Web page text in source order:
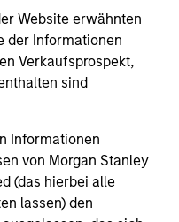
Website erwähnten
der Informationen
Verkaufsprospekt,
sind
Informationen
von Morgan Stanley
(das hierbei alle
lassen) den
and
United States.